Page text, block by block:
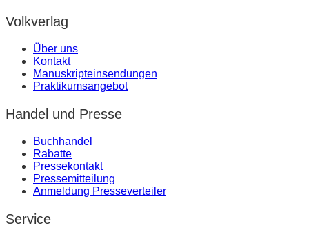
Volkverlag
Über uns
Kontakt
Manuskripteinsendungen
Praktikumsangebot
Handel und Presse
Buchhandel
Rabatte
Pressekontakt
Pressemitteilung
Anmeldung Presseverteiler
Service